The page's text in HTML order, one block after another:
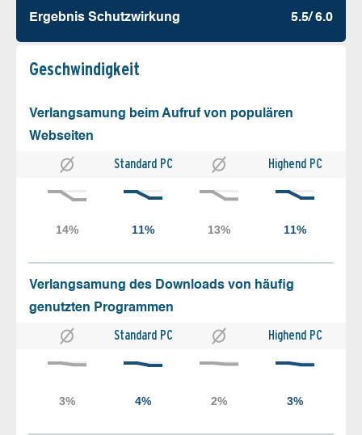
Ergebnis Schutz­wirkung 5.5/ 6.0
Geschw­indigkeit
Verlangsamung beim Aufruf von populären
Webseiten
Standard PC Highend PC
Verlangsamung des Downloads von häufig
genutzten Programmen
Standard PC Highend PC